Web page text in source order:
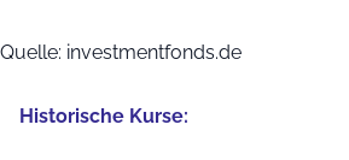
Quelle: investmentfonds.de
Historische Kurse: